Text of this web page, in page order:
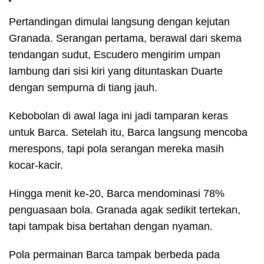
Pertandingan dimulai langsung dengan kejutan
Granada. Serangan pertama, berawal dari skema
tendangan sudut, Escudero mengirim umpan
lambung dari sisi kiri yang dituntaskan Duarte
dengan sempurna di tiang jauh.
Kebobolan di awal laga ini jadi tamparan keras
untuk Barca. Setelah itu, Barca langsung mencoba
merespons, tapi pola serangan mereka masih
kocar-kacir.
Hingga menit ke-20, Barca mendominasi 78%
penguasaan bola. Granada agak sedikit tertekan,
tapi tampak bisa bertahan dengan nyaman.
Pola permainan Barca tampak berbeda pada